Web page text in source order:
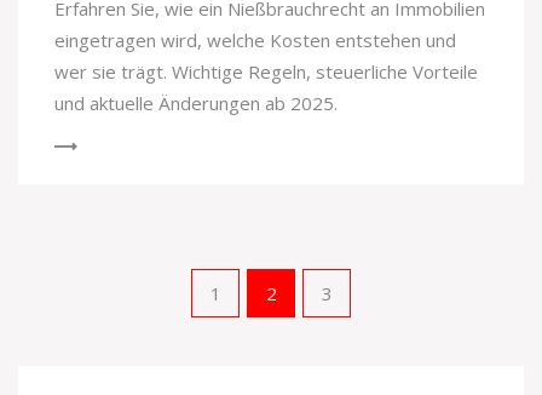
Erfahren Sie, wie ein Nießbrauchrecht an Immobilien
eingetragen wird, welche Kosten entstehen und
wer sie trägt. Wichtige Regeln, steuerliche Vorteile
und aktuelle Änderungen ab 2025.
1 2 3